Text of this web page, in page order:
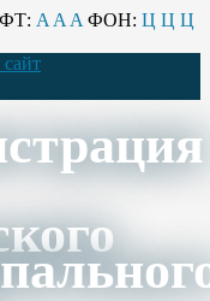
A A A ФОН: Ц Ц Ц